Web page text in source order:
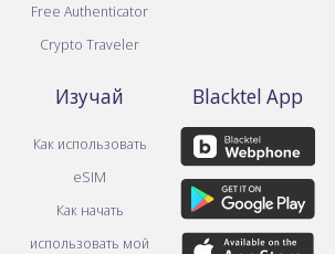
Free Authenticator
Crypto Traveler
Изучай
Как использовать
eSIM
Как начать
использовать мой
Blacktel App